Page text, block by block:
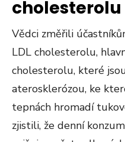
cholesterolu
Vědci změřili
LDL cholesterolu,
cholesterolu, které
aterosklerózou, ke
tepnách hromadí
zjistili, že denní